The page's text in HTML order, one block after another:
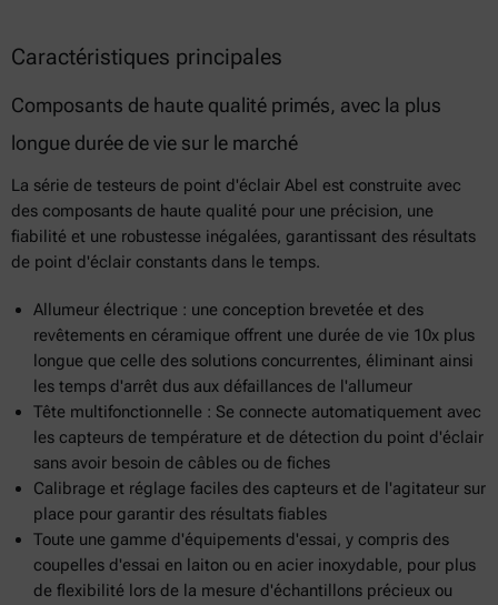
Caractéristiques principales
Composants de haute qualité primés, avec la plus
longue durée de vie sur le marché
La série de testeurs de point d'éclair Abel est construite avec
des composants de haute qualité pour une précision, une
fiabilité et une robustesse inégalées, garantissant des résultats
de point d'éclair constants dans le temps.
Allumeur électrique : une conception brevetée et des
revêtements en céramique offrent une durée de vie 10x plus
longue que celle des solutions concurrentes, éliminant ainsi
les temps d'arrêt dus aux défaillances de l'allumeur
Tête multifonctionnelle : Se connecte automatiquement avec
les capteurs de température et de détection du point d'éclair
sans avoir besoin de câbles ou de fiches
Calibrage et réglage faciles des capteurs et de l'agitateur sur
place pour garantir des résultats fiables
Toute une gamme d'équipements d'essai, y compris des
coupelles d'essai en laiton ou en acier inoxydable, pour plus
de flexibilité lors de la mesure d'échantillons précieux ou